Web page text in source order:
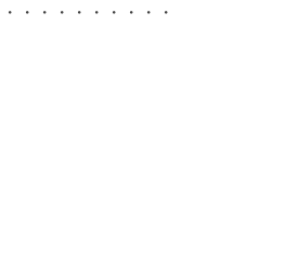
・・・・・・・・・